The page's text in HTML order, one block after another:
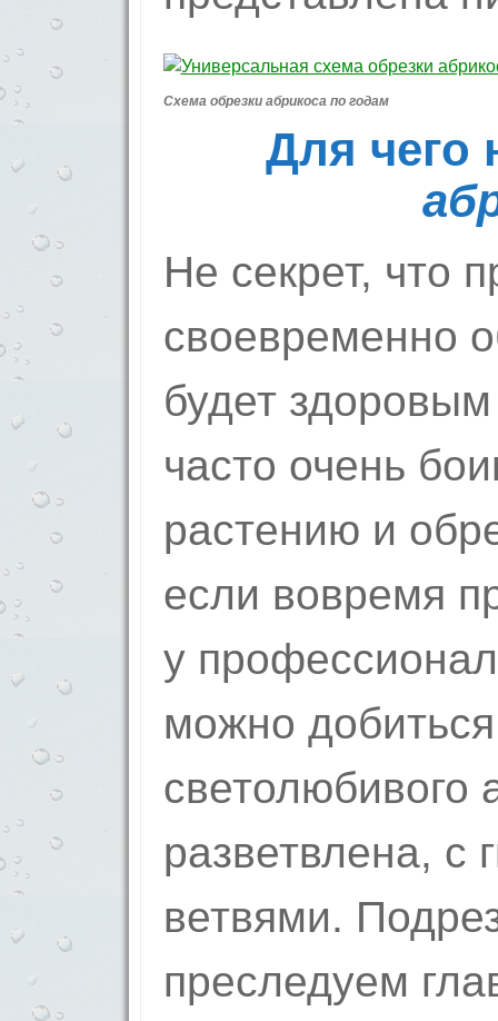
Схема обрезки абрикоса по годам
Для чего
Не секрет, что
своевременно
будет
часто очень
растению и
если вовремя
у
можно
светолюбивого
разветвлена, с
ветвями.
преследуем